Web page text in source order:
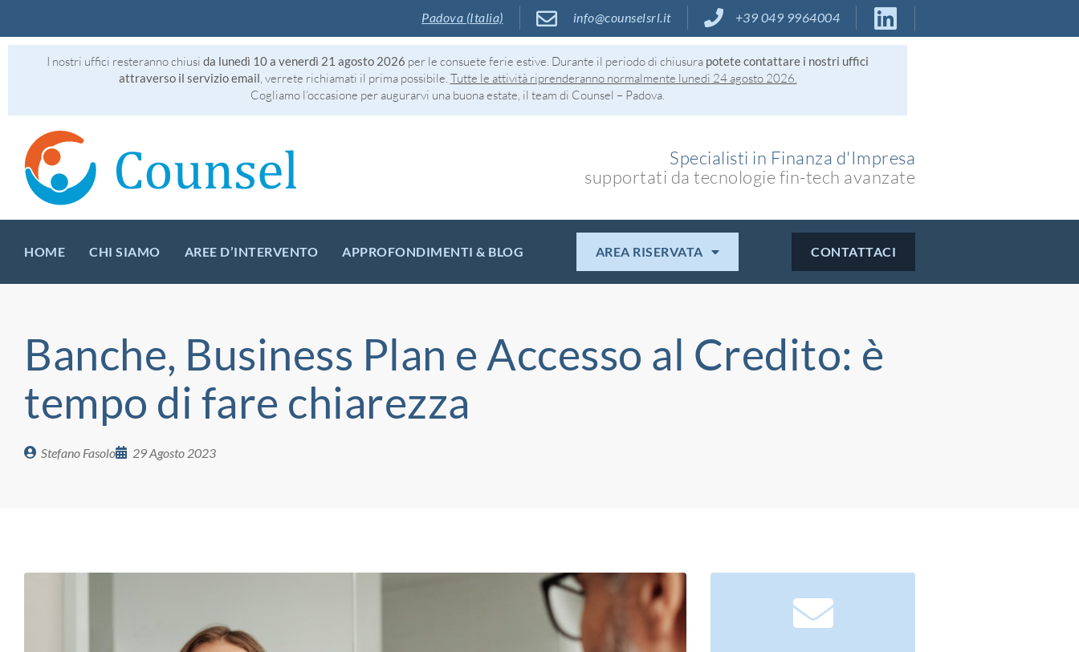
Padova (Italia) info@counselsrl.it +39 049 9964004
I nostri uffici resteranno chiusi da lunedì 10 a venerdì 21 agosto 2026 per le consuete ferie estive. Durante il periodo di chiusura potete contattare i nostri uffici
attraverso il servizio email, verrete richiamati il prima possibile. Tutte le attività riprenderanno normalmente lunedì 24 agosto 2026.
Cogliamo l’occasione per augurarvi una buona estate, il team di Counsel – Padova.
Specialisti in Finanza d'Impresa
supportati da tecnologie fin-tech avanzate
HOME CHI SIAMO AREE D’INTERVENTO APPROFONDIMENTI & BLOG AREA RISERVATA CONTATTACI
Banche, Business Plan e Accesso al Credito: è
tempo di fare chiarezza
Stefano Fasolo 29 Agosto 2023